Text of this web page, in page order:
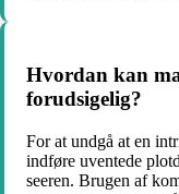
Hvordan kan
forudsigelig?
For at undgå at en
indføre uventede
seeren. Brugen af